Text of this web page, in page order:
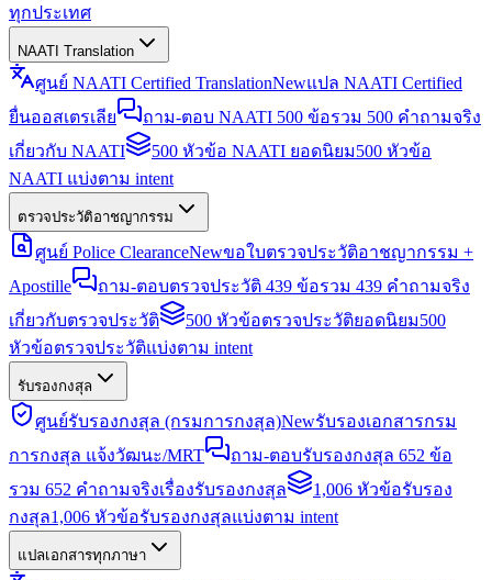
ทุกประเทศ
NAATI Translation
ศูนย์ NAATI Certified TranslationNewแปล NAATI Certified
ยื่นออสเตรเลีย
ถาม-ตอบ NAATI 500 ข้อรวม 500 คำถามจริง
เกี่ยวกับ NAATI
500 หัวข้อ NAATI ยอดนิยม500 หัวข้อ
NAATI แบ่งตาม intent
ตรวจประวัติอาชญากรรม
ศูนย์ Police ClearanceNewขอใบตรวจประวัติอาชญากรรม +
Apostille
ถาม-ตอบตรวจประวัติ 439 ข้อรวม 439 คำถามจริง
เกี่ยวกับตรวจประวัติ
500 หัวข้อตรวจประวัติยอดนิยม500
หัวข้อตรวจประวัติแบ่งตาม intent
รับรองกงสุล
ศูนย์รับรองกงสุล (กรมการกงสุล)Newรับรองเอกสารกรม
การกงสุล แจ้งวัฒนะ/MRT
ถาม-ตอบรับรองกงสุล 652 ข้อ
รวม 652 คำถามจริงเรื่องรับรองกงสุล
1,006 หัวข้อรับรอง
กงสุล1,006 หัวข้อรับรองกงสุลแบ่งตาม intent
แปลเอกสารทุกภาษา